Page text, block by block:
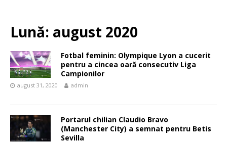
Lună: august 2020
Fotbal feminin: Olympique Lyon a cucerit
pentru a cincea oară consecutiv Liga
Campionilor
august 31, 2020 admin
Portarul chilian Claudio Bravo
(Manchester City) a semnat pentru Betis
Sevilla